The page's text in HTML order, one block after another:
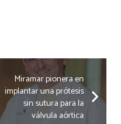
Miramar pionera en
implantar una prótesis
sin sutura para la
válvula aórtica